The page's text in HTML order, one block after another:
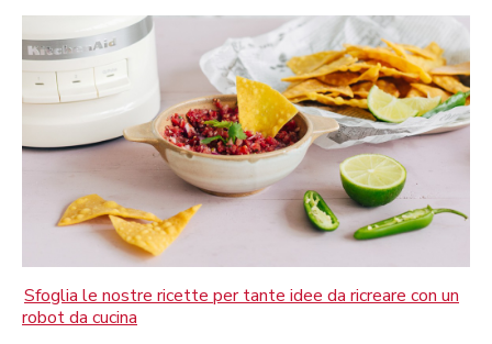
Sfoglia le nostre ricette per tante idee da ricreare con un
robot da cucina